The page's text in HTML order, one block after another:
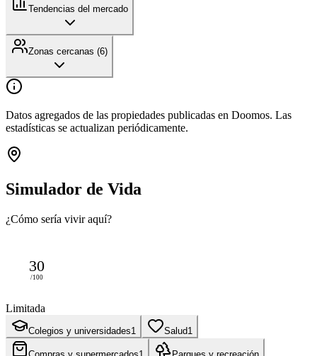
Tendencias del mercado
Zonas cercanas (6)
Datos agregados de las propiedades publicadas en Doomos. Las
estadísticas se actualizan periódicamente.
Simulador de Vida
¿Cómo sería vivir aquí?
30
/100
Limitada
Colegios y universidades1 Salud1